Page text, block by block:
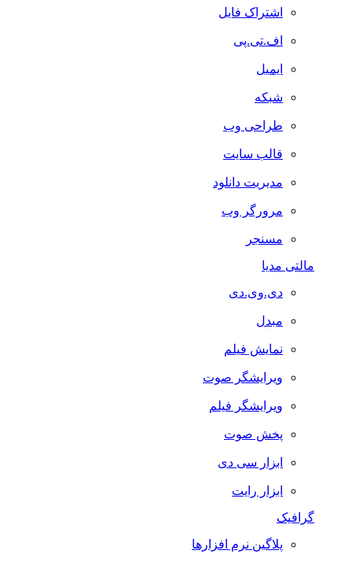
اشتراک فایل
اف.تی.پی
ایمیل
شبکه
طراحی وب
قالب سایت
مدیریت دانلود
مرورگر وب
مسنجر
مالتی مدیا
دی.وی.دی
مبدل
نمایش فیلم
ویرایشگر صوت
ویرایشگر فیلم
پخش صوت
ابزار سی دی
ابزار رایت
گرافیک
پلاگین نرم افزارها